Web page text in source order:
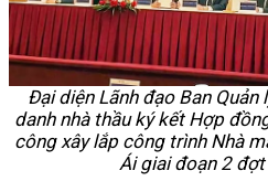
Đại diện Lãnh đạo Ban
danh nhà thầu ký kết Hợp
công xây lắp công trình Nhà
Ái giai đoạn 2